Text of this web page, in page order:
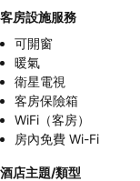
客房設施服務
可開窗
暖氣
衛星電視
客房保險箱
WiFi（客房）
房內免費 Wi-Fi
酒店主題/類型